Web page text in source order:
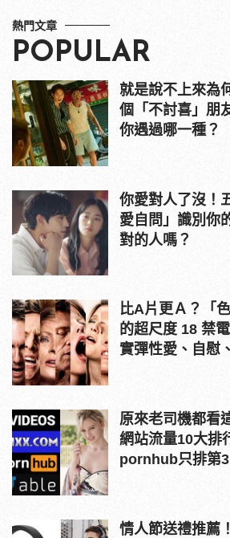
熱門文章
POPULAR
就是說不上來為
個「不討喜」朋
你遇過哪一種？
你愛對人了沒！
愛自問」識別你
對的人嗎？
比A片更Ａ？「色
的超尺度 18 禁
實彈性愛、自慰
原來老司機都看
網站流量10大排
pornhub只排第
情人節送禮推薦！